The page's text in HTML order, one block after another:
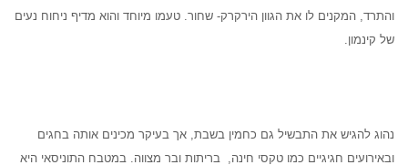
והתרד, המקנים לו את הגוון הירקרק- שחור. טעמו מיוחד והוא מדיף ניחוח נעים
של קינמון.
נהוג להגיש את התבשיל גם כחמין בשבת, אך בעיקר מכינים אותה בחגים
ובאירועים חגיגיים כמו טקסי חינה, בריתות ובר מצווה. במטבח התוניסאי היא